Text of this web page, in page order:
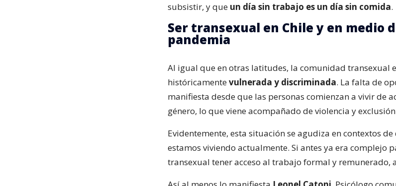
subsistir, y que un día sin trabajo es un día sin comida.
Ser transexual en Chile y en medio
pandemia
Al igual que en otras latitudes, la comunidad transexual
históricamentevulnerada y discriminada. La falta de
manifiesta desde que las personas comienzan a vivir de
género, lo que viene acompañado de violencia y
Evidentemente, esta situación se agudiza en contextos
estamos viviendo actualmente. Si antes ya era complejo
transexual tener acceso al trabajo formal y remunerado,